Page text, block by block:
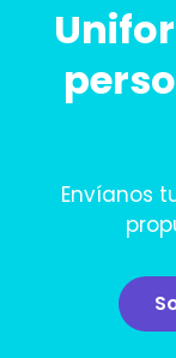
Envíanos